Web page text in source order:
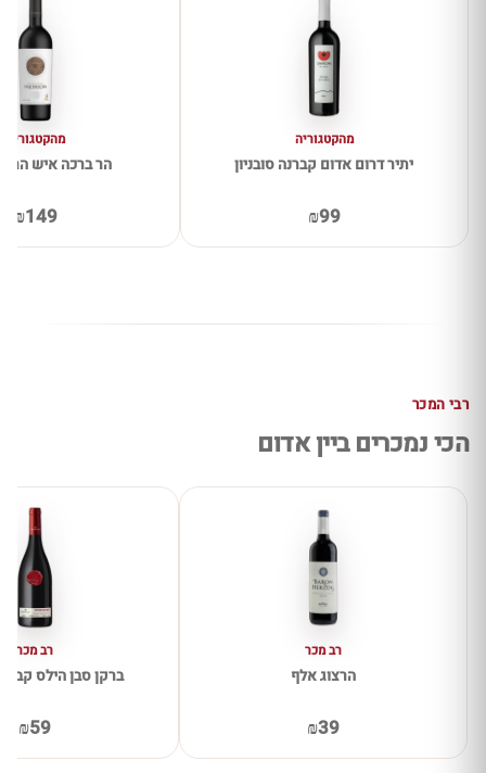
מהקטגוריה
יתיר דרום אדום קברנה סובניון
₪99
מהקטגוריה
הר ברכה איש
₪149
רבי המכר
הכי נמכרים ביין אדום
רב מכר
הרצוג אלף
₪39
רב מכר
ברקן סבן הילס
₪59